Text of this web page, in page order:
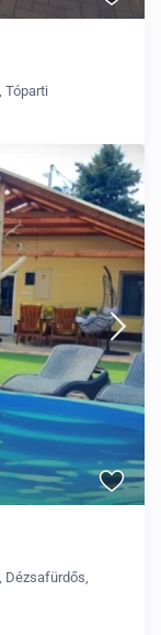
,Tóparti
Dézsafürdős